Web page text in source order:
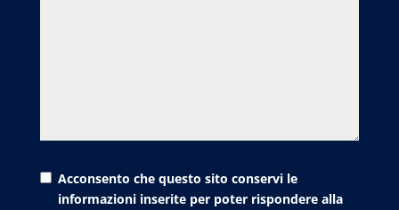
Acconsento che questo sito conservi le
informazioni inserite per poter rispondere alla